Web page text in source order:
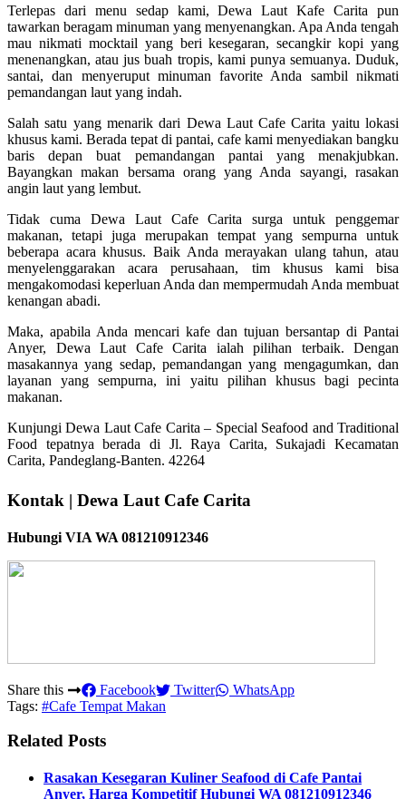
Terlepas dari menu sedap kami, Dewa Laut Kafe Carita pun
tawarkan beragam minuman yang menyenangkan. Apa Anda tengah
mau nikmati mocktail yang beri kesegaran, secangkir kopi yang
menenangkan, atau jus buah tropis, kami punya semuanya. Duduk,
santai, dan menyeruput minuman favorite Anda sambil nikmati
pemandangan laut yang indah.
Salah satu yang menarik dari Dewa Laut Cafe Carita yaitu lokasi
khusus kami. Berada tepat di pantai, cafe kami menyediakan bangku
baris depan buat pemandangan pantai yang menakjubkan.
Bayangkan makan bersama orang yang Anda sayangi, rasakan
angin laut yang lembut.
Tidak cuma Dewa Laut Cafe Carita surga untuk penggemar
makanan, tetapi juga merupakan tempat yang sempurna untuk
beberapa acara khusus. Baik Anda merayakan ulang tahun, atau
menyelenggarakan acara perusahaan, tim khusus kami bisa
mengakomodasi keperluan Anda dan mempermudah Anda membuat
kenangan abadi.
Maka, apabila Anda mencari kafe dan tujuan bersantap di Pantai
Anyer, Dewa Laut Cafe Carita ialah pilihan terbaik. Dengan
masakannya yang sedap, pemandangan yang mengagumkan, dan
layanan yang sempurna, ini yaitu pilihan khusus bagi pecinta
makanan.
Kunjungi Dewa Laut Cafe Carita – Special Seafood and Traditional
Food tepatnya berada di Jl. Raya Carita, Sukajadi Kecamatan
Carita, Pandeglang-Banten. 42264
Kontak | Dewa Laut Cafe Carita
Hubungi VIA WA 081210912346
Share this Facebook Twitter
WhatsApp
Tags: #Cafe Tempat Makan
Related Posts
Rasakan Kesegaran Kuliner Seafood di Cafe Pantai
Anyer, Harga Kompetitif Hubungi WA 081210912346